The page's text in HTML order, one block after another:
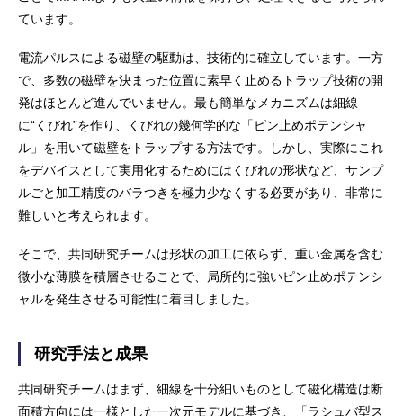
ています。
電流パルスによる磁壁の駆動は、技術的に確立しています。一方
で、多数の磁壁を決まった位置に素早く止めるトラップ技術の開
発はほとんど進んでいません。最も簡単なメカニズムは細線
に“くびれ”を作り、くびれの幾何学的な「ピン止めポテンシャ
ル」を用いて磁壁をトラップする方法です。しかし、実際にこれ
をデバイスとして実用化するためにはくびれの形状など、サンプ
ルごと加工精度のバラつきを極力少なくする必要があり、非常に
難しいと考えられます。
そこで、共同研究チームは形状の加工に依らず、重い金属を含む
微小な薄膜を積層させることで、局所的に強いピン止めポテンシ
ャルを発生させる可能性に着目しました。
研究手法と成果
共同研究チームはまず、細線を十分細いものとして磁化構造は断
面積方向には一様とした一次元モデルに基づき、「ラシュバ型ス